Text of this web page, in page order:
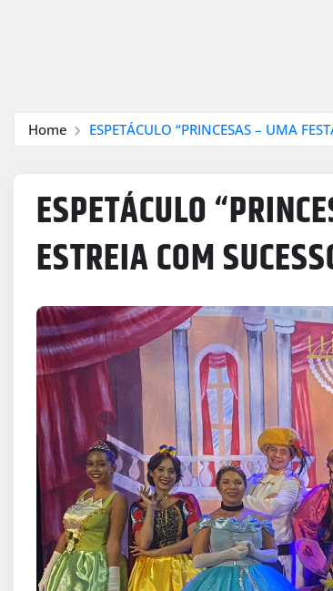
Home ESPETÁCULO “PRINCESAS – UMA
ESPETÁCULO
ESTREIA COM